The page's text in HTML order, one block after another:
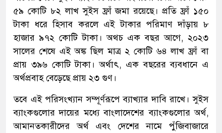
৫৯ কোটি ৮২ লাখ সুইস ফ্রাঁ জমা রয়েছে। প্রতি ফ্রাঁ ১৫০
টাকা ধরে হিসাব করলে এই টাকার পরিমাণ দাঁড়ায় ৮
হাজার ৯৭২ কোটি টাকা। অথচ এক বছর আগে, ২০২৩
সালের শেষে এই অঙ্ক ছিল মাত্র ২ কোটি ৬৪ লাখ ফ্রাঁ বা
প্রায় ৩৯৬ কোটি টাকা। অর্থাৎ, এক বছরের ব্যবধানে এ
অর্থপ্রবাহ বেড়েছে প্রায় ২৩ গুণ।
তবে এই পরিসংখ্যান সম্পূর্ণরূপে ব্যাখ্যার দাবি রাখে। সুইস
ব্যাংকগুলোর দায়ের মধ্যে বাংলাদেশের ব্যাংকগুলোর অর্থ,
আমানতকারীদের অর্থ এবং দেশের নামে পুঁজিবাজারে